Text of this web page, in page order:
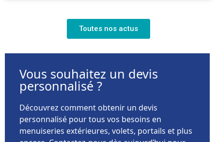
Toutes nos actus
Vous souhaitez un devis
personnalisé ?
Découvrez comment obtenir un devis
personnalisé pour tous vos besoins en
menuiseries extérieures, volets, portails et plus